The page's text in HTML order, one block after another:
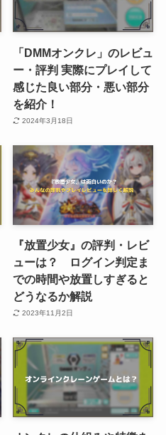
「DMMオンクレ」のレビュ
ー・評判 実際にプレイして
感じた良い部分・悪い部分
を紹介！
2024年3月18日
『放置少女』の評判・レビ
ューは？ ログイン判定ま
での時間や放置しすぎると
どうなるか解説
2023年11月2日